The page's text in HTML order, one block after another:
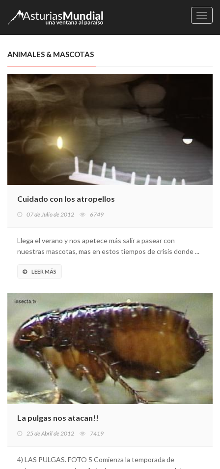
ANIMALES & MASCOTAS
Cuidado con los atropellos
07 de Julio de 2012 6749
Llega el verano y nos apetece más salir a pasear con
nuestras mascotas, mas en estos tiempos de crisis donde ...
LEER MÁS
La pulgas nos atacan!!
25 de Abril de 2012 7419
4) LAS PULGAS. FOTO 5 Comienza la temporada de